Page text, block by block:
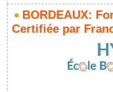
BORDEAUX:
Certifiée par